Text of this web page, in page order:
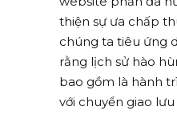
thiện sự ưa chấp
chúng ta tiêu ứng
rằng lịch sử hào
bao gồm là hành
với chuyển giao lưu